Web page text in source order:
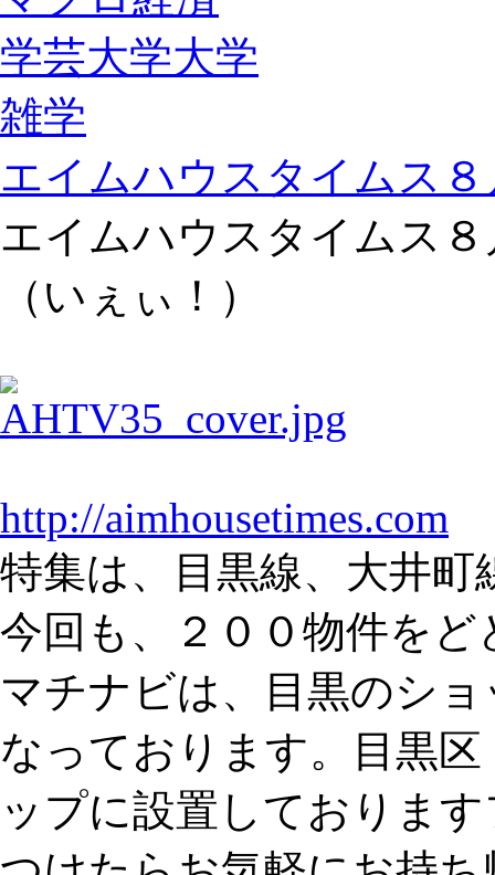
学芸大学大学
雑学
エイムハウスタイムス
エイムハウスタイムス
（いぇぃ！）
http://aimhousetimes.com
特集は、目黒線、大井町
今回も、２００物件を
マチナビは、目黒のシ
なっております。目黒
ップに設置しておりま